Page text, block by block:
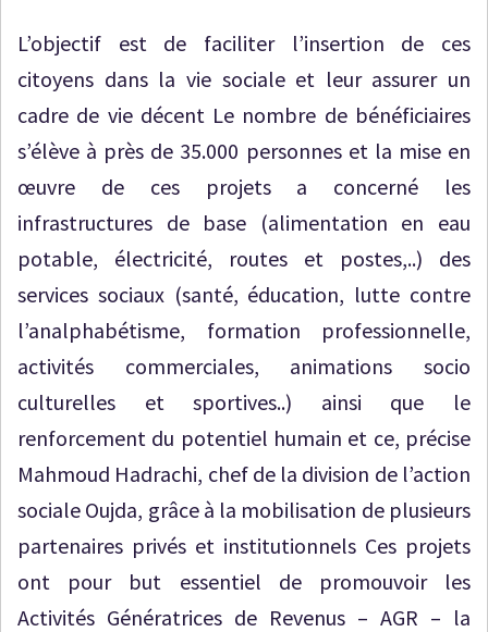
L’objectif est de faciliter l’insertion de ces
citoyens dans la vie sociale et leur assurer un
cadre de vie décent Le nombre de bénéficiaires
s’élève à près de 35.000 personnes et la mise en
œuvre de ces projets a concerné les
infrastructures de base (alimentation en eau
potable, électricité, routes et postes,..) des
services sociaux (santé, éducation, lutte contre
l’analphabétisme, formation professionnelle,
activités commerciales, animations socio
culturelles et sportives..) ainsi que le
renforcement du potentiel humain et ce, précise
Mahmoud Hadrachi, chef de la division de l’action
sociale Oujda, grâce à la mobilisation de plusieurs
partenaires privés et institutionnels Ces projets
ont pour but essentiel de promouvoir les
Activités Génératrices de Revenus – AGR – la